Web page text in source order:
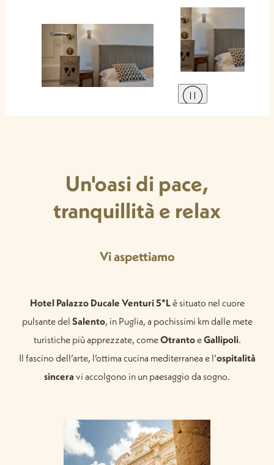
Un'oasi di pace,
tranquillità e relax
Vi aspettiamo
Hotel Palazzo Ducale Venturi 5*Lè situato nel cuore
pulsante del Salento, in Puglia, a pochissimi km dalle mete
turistiche più apprezzate, comeOtrantoeGallipoli.
Il fascino dell’arte, l’ottima cucina mediterranea e l’ospitalità
sincera vi accolgono in un paesaggio da sogno.